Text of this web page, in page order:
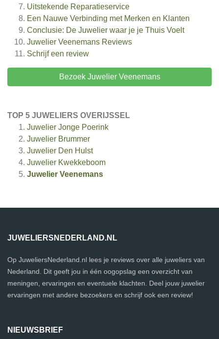
Uitstekende Reparatieservice
Een Nauwe Verbinding met Merken en Klanten
Conclusie: De Juwelier waar je je Thuis Voelt
Juwelier Veenemans Reviews
Schrijf een review
Bezoek Juwelier Veenemans
TOP 5 JUWELIERS OVERIJSSEL
Juwelier Jonge Poerink
Juwelier Brummer
Juwelier Den Hulst
Juwelier Kwekkeboom
Juwelier Veenemans
JUWELIERSNEDERLAND.NL
Op JuweliersNederland.nl lees je reviews over alle juweliers van
Nederland. Dit geeft jou in één oogopslag een overzicht van
meningen, ervaringen en eventuele klachten. Deel jouw juwelier
ervaringen met andere bezoekers en schrijf ook een review!
NIEUWSBRIEF